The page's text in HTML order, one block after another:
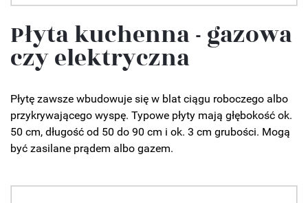
Płyta kuchenna - gazowa
czy elektryczna
Płytę zawsze wbudowuje się w blat ciągu roboczego albo
przykrywającego wyspę. Typowe płyty mają głębokość ok.
50 cm, długość od 50 do 90 cm i ok. 3 cm grubości. Mogą
być zasilane prądem albo gazem.